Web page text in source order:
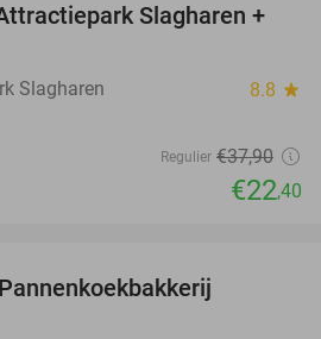
41%
Slagharen +
Slagharen 8.8 star
Regulier €37,90
€22,40